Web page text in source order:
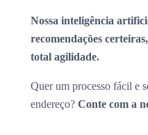
Nossa inteligência
recomendações
total agilidade.
Quer um processo fácil e
endereço? Conte com a